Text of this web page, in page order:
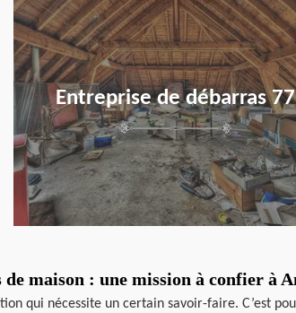
Entreprise de débarras 77
de maison : une mission à confier à
qui nécessite un certain savoir-faire. C’est